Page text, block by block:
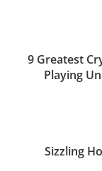
9 Greatest
Playing
Sizzling